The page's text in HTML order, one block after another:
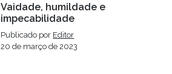
Vaidade, humildade e
impecabilidade
Publicado por Editor
20 de março de 2023